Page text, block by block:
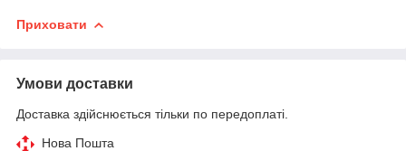
Приховати
Умови доставки
Доставка здійснюється тільки по передоплаті.
Нова Пошта